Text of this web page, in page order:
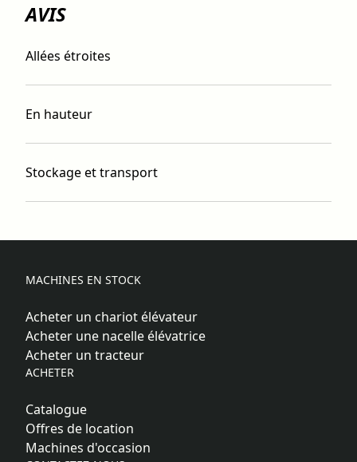
AVIS
Allées étroites
En hauteur
Stockage et transport
MACHINES EN STOCK
Acheter un chariot élévateur
Acheter une nacelle élévatrice
Acheter un tracteur
ACHETER
Catalogue
Offres de location
Machines d'occasion